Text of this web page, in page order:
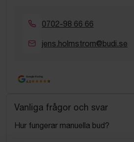
0702-98 66 66
jens.holmstrom@budi.se
Google Rating
4.5
Vanliga frågor och svar
Hur fungerar manuella bud?